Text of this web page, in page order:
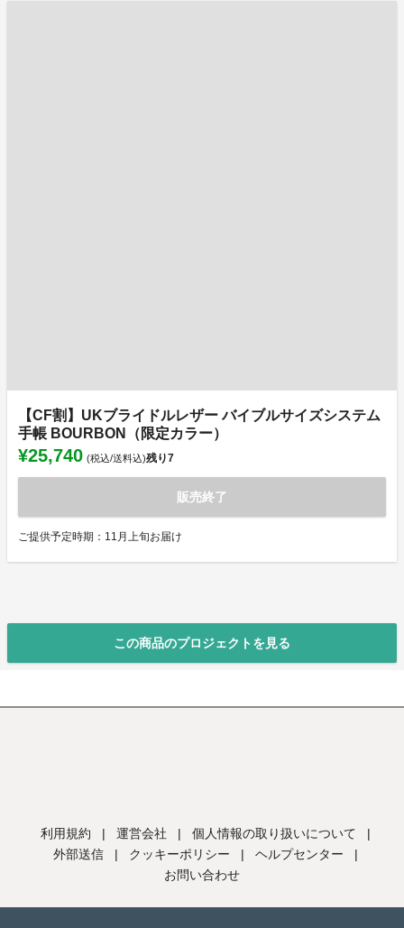
【CF割】UKブライドルレザー バイブルサイズシステム
手帳 BOURBON（限定カラー）
¥25,740 (税込/送料込)残り7
販売終了
ご提供予定時期：11月上旬お届け
この商品のプロジェクトを見る
利用規約 | 運営会社 | 個人情報の取り扱いについて
|
外部送信
| クッキーポリシー | ヘルプセンター
|
お問い合わせ